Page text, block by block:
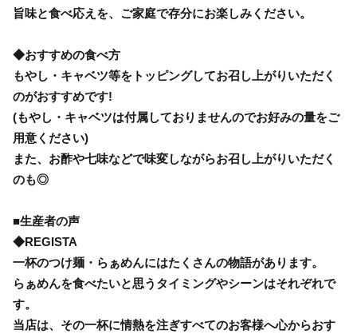
旨味と食べ応えを、ご家庭で存分にお楽しみください。
◆おすすめの食べ方
もやし・キャベツ等をトッピングしてお召し上がりいただく
のがおすすめです!
(もやし・キャベツは付属しておりませんのでお好みの量をご
用意ください)
また、お酢や七味などで味変しながらお召し上がりいただく
のも◎
■生産者の声
◆REGISTA
一杯のつけ麺・らぁめんにはたくさんの物語があります。
らぁめんを食べたいと思うタイミングやシーンはそれぞれで
す。
当店は、その一杯に情熱を注ぎすべてのお客様へ心からおす